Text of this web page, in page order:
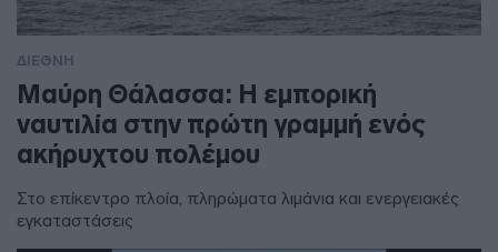
ΔΙΕΘΝΗ
Μαύρη Θάλασσα: Η εμπορική
ναυτιλία στην πρώτη γραμμή ενός
ακήρυχτου πολέμου
Στο επίκεντρο πλοία, πληρώματα λιμάνια και ενεργειακές
εγκαταστάσεις